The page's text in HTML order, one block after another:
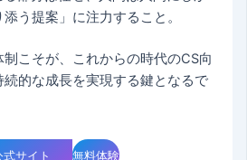
う提案」に注力すること。
こそが、これからの時代のCS向
的な成長を実現する鍵となるで
式サイト 無料体験